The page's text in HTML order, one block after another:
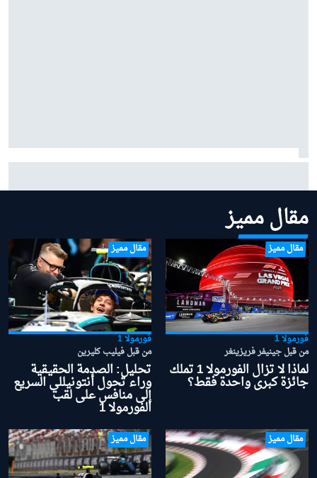
بينوتو يردّ على شائعات ساينز وبياسـتري: "نحن سعداء
مقال مميز
مقال مميز
فورمولا 1
من قبل جينيفر فريزينغر
لماذا لا تزال الفورمولا 1 تملك
جائزة كبرى واحدة فقط؟
مقال مميز
فورمولا 1
من قبل فيليب كليرين
تحليل: الصدمة الحقيقية
وراء تحول أنتونيللي السريع
إلى منافس على لقب
الفورمولا 1
مقال مميز مقال مميز